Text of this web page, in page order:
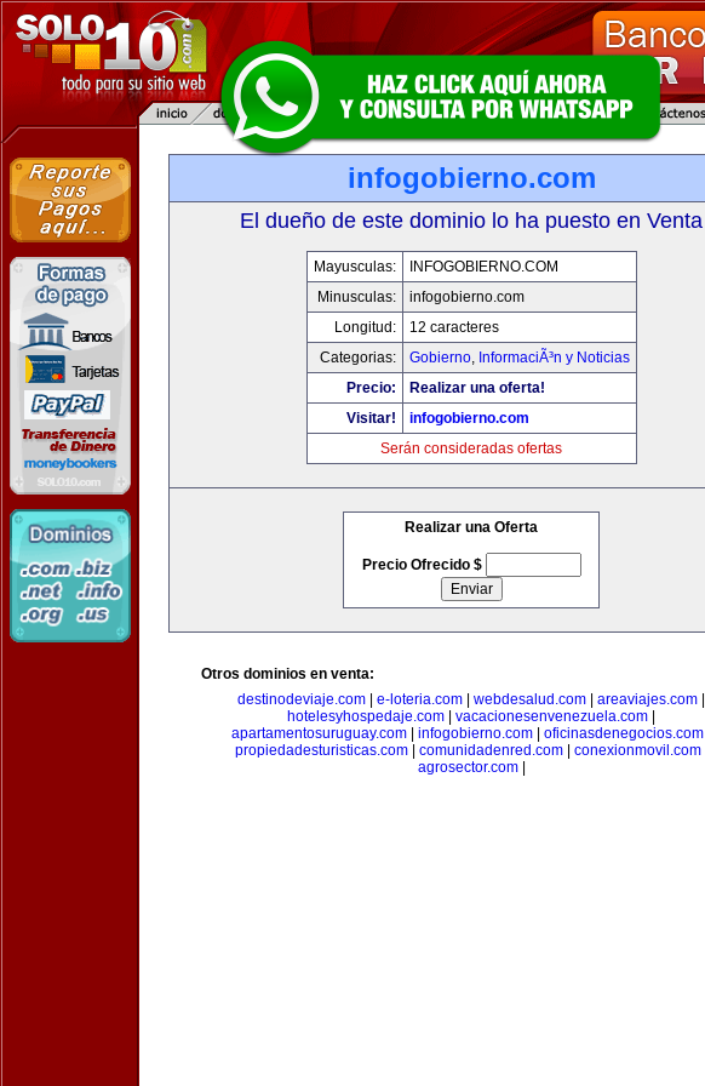
infogobierno.com
El dueño de este dominio lo ha puesto en Venta
Mayusculas:
INFOGOBIERNO.COM
Minusculas:
infogobierno.com
Longitud:
12 caracteres
Categorias:
Gobierno, InformaciÃ³n y Noticias
Precio:
Realizar una oferta!
Visitar!
infogobierno.com
Serán consideradas ofertas
Realizar una Oferta
Precio Ofrecido $
Otros dominios en venta:
destinodeviaje.com
e-loteria.com webdesalud.com areaviajes.com
hotelesyhospedaje.com
vacacionesenvenezuela.com
apartamentosuruguay.com
infogobierno.com oficinasdenegocios.com
propiedadesturisticas.com| comunidadenred.com| conexionmovil.com|
agrosector.com|